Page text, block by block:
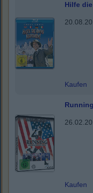
Hilfe
Kaufen
Kaufen